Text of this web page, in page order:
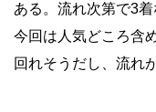
ある。流れ次第で3
今回は人気どころ含
回れそうだし、流れ